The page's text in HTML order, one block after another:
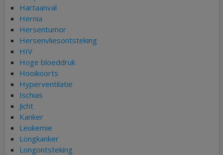
Hartaanval
Hernia
Hersentumor
Hersenvliesontsteking
HIV
Hoge bloeddruk
Hooikoorts
Hyperventilatie
Ischias
Jicht
Kanker
Leukemie
Longkanker
Longontsteking